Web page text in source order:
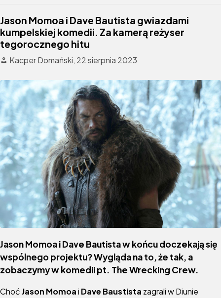
Jason Momoa i Dave Bautista gwiazdami
kumpelskiej komedii. Za kamerą reżyser
tegorocznego hitu
Kacper Domański, 22 sierpnia 2023
Jason Momoa i Dave Bautista w końcu doczekają się
wspólnego projektu? Wygląda na to, że tak, a
zobaczymy w komedii pt. The Wrecking Crew.
ChoćJason Momoai Dave Baustista zagrali w Diunie